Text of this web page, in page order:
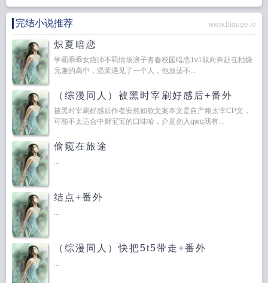
完结小说推荐 www.biquge.io
炽夏暗恋
学霸乖乖女痞帅不羁情场浪子青春校园暗恋1v1双向奔赴在枯燥
无趣的高中，温茉遇见了一个人，他放荡不...
（综漫同人）被黑时宰刷好感后+番外
被黑时宰刷好感后作者安然如歌文案本文是自产粮太宰CP文，
可能不太适合中厨宝宝的口味哈，介意勿入qwq我有...
偷窥在旅途
...
结点+番外
...
（综漫同人）快把5t5带走+番外
...